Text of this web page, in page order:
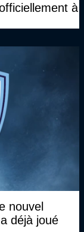
à
nouvel
déjà joué